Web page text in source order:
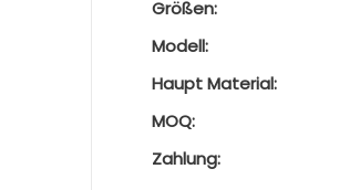
Größen:
Modell:
Haupt Material:
MOQ:
Zahlung: